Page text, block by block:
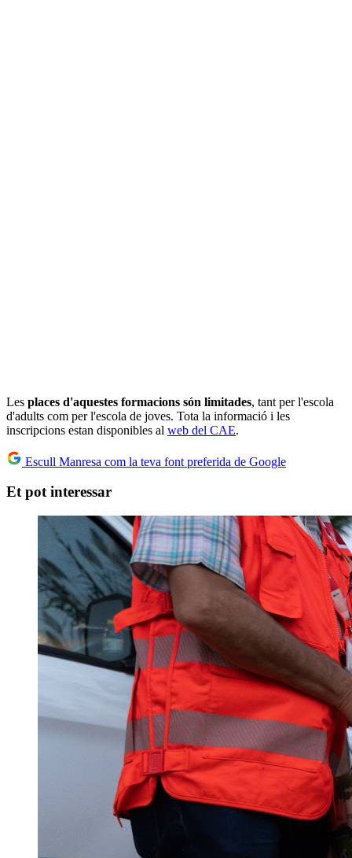
Les places d'aquestes formacions són limitades, tant per l'escola
d'adults com per l'escola de joves. Tota la informació i les
inscripcions estan disponibles al web del CAE.
Escull Manresa com la teva font preferida de Google
Et pot interessar